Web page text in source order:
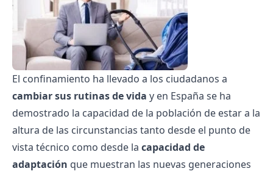
El confinamiento ha llevado a los ciudadanos a
cambiar sus rutinas de vida y en España se ha
demostrado la capacidad de la población de estar a la
altura de las circunstancias tanto desde el punto de
vista técnico como desde la capacidad de
adaptación que muestran las nuevas generaciones